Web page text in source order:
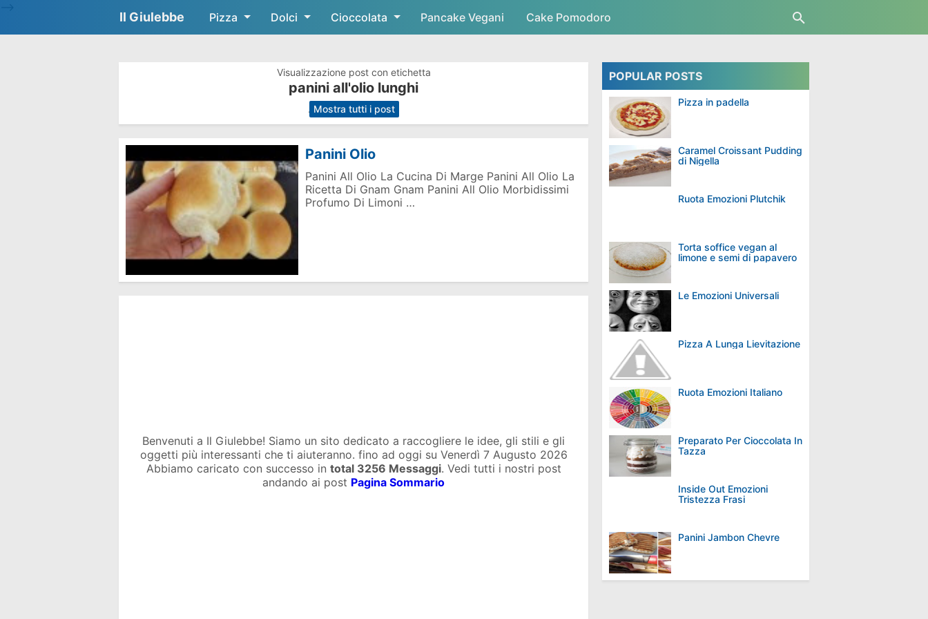
Skip to main content
Il Giulebbe Pizza Dolci Cioccolata Pancake Vegani Cake Pomodoro
Visualizzazione post con etichetta
panini all'olio lunghi
. Mostra tutti i post
Panini Olio
Panini All Olio La Cucina Di Marge Panini All Olio La
Ricetta Di Gnam Gnam Panini All Olio Morbidissimi
Profumo Di Limoni …
Benvenuti a Il Giulebbe! Siamo un sito dedicato a raccogliere le idee, gli stili e gli
oggetti più interessanti che ti aiuteranno. fino ad oggi su Venerdì 7 Augusto 2026
Abbiamo caricato con successo in total 3256 Messaggi. Vedi tutti i nostri post
andando ai post Pagina Sommario
POPULAR POSTS
Pizza in padella
Caramel Croissant Pudding
di Nigella
Ruota Emozioni Plutchik
Torta soffice vegan al
limone e semi di papavero
Le Emozioni Universali
Pizza A Lunga Lievitazione
Ruota Emozioni Italiano
Preparato Per Cioccolata In
Tazza
Inside Out Emozioni
Tristezza Frasi
Panini Jambon Chevre